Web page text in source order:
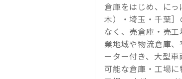
倉庫をはじめ、に
木）・埼玉・千葉
なく、売倉庫・売
業地域や物流倉庫
ーター付き、大型
可能な倉庫・工場